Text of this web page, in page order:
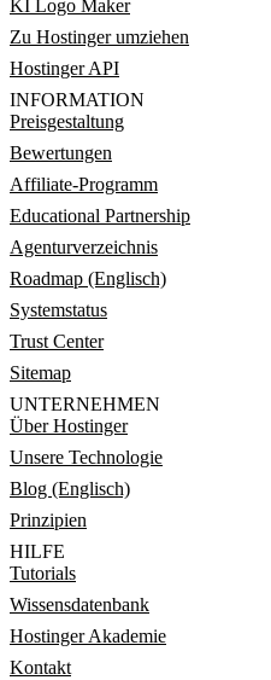
KI Logo Maker
Zu Hostinger umziehen
Hostinger API
INFORMATION
Preisgestaltung
Bewertungen
Affiliate-Programm
Educational Partnership
Agenturverzeichnis
Roadmap (Englisch)
Systemstatus
Trust Center
Sitemap
UNTERNEHMEN
Über Hostinger
Unsere Technologie
Blog (Englisch)
Prinzipien
HILFE
Tutorials
Wissensdatenbank
Hostinger Akademie
Kontakt